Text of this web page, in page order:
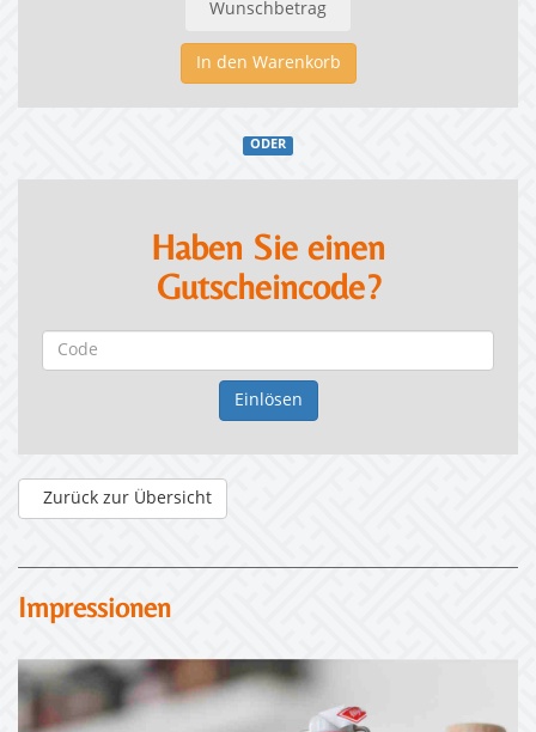
Wunschbetrag
In den Warenkorb
ODER
Haben Sie einen
Gutscheincode?
Zurück zur Übersicht
Impressionen